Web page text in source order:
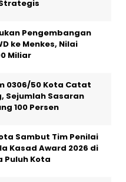
Pengembangan
ke Menkes, Nilai
Miliar
0306/50 Kota Catat
Sejumlah Sasaran
100 Persen
Sambut Tim Penilai
Kasad Award 2026 di
Puluh Kota